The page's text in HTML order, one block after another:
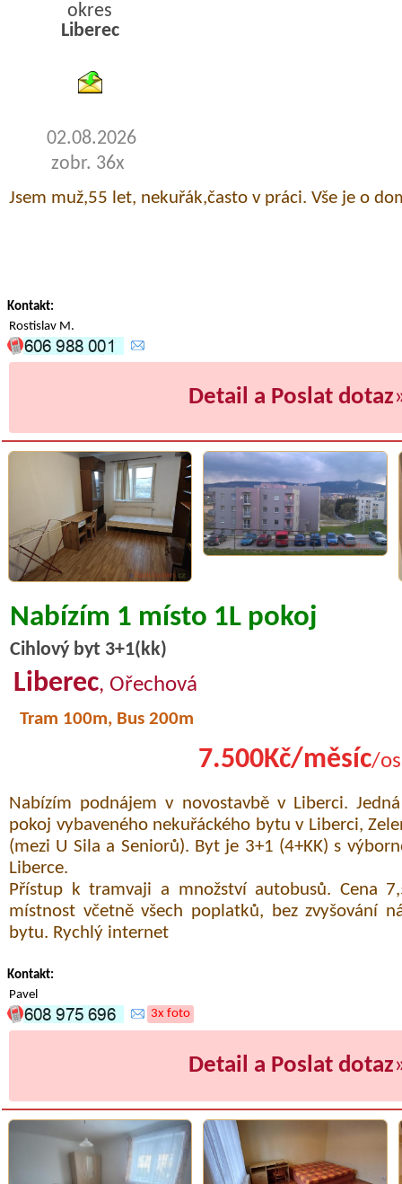
okres
Liberec
02.08.2026
zobr. 36x
Jsem muž,55 let, nekuřák,často v práci. Vše je o
Kontakt:
Rostislav M.
Detail a Poslat dotaz
Nabízím 1 místo 1L pokoj
Cihlový byt 3+1(kk)
Liberec, Ořechová
Tram 100m, Bus 200m
7.500Kč/měsíc/
Nabízím podnájem v novostavbě v Liberci.
pokoj vybaveného nekuřáckého bytu v Liberci,
(mezi U Sila a Seniorů). Byt je 3+1 (4+KK) s
Liberce.
Přístup k tramvaji a množství autobusů. Cena
místnost včetně všech poplatků, bez zvyšování
bytu. Rychlý internet
Kontakt:
Pavel
3x foto
Detail a Poslat dotaz